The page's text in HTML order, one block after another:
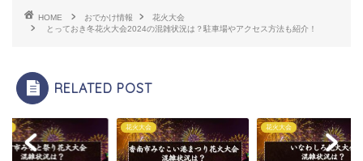
HOME おでかけ情報
花火大会
とっておき冬花火大会2024の混雑状況は？駐車場やアクセス方法も紹介！
RELATED POST
花火大会 花火大会